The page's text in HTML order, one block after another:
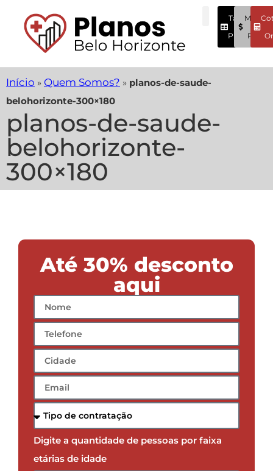
Tabela
PreçosPreços
Início » Quem Somos? » planos-de-saude-
belohorizonte-300×180
planos-de-saude-
belohorizonte-
300×180
Até 30% desconto
aqui
Digite a quantidade de pessoas por faixa
etárias de idade